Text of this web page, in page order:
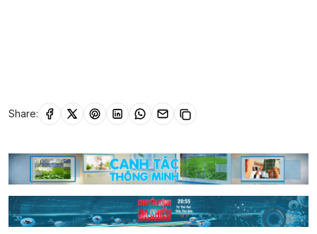
Share: